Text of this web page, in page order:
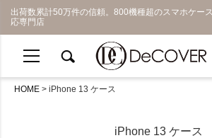
出荷数累計50万件の信頼。800機種超のスマホケー
応専門店
HOME iPhone 13 ケース
iPhone 13 ケース